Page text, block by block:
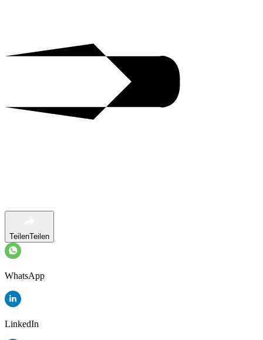
TeilenTeilen
WhatsApp
LinkedIn